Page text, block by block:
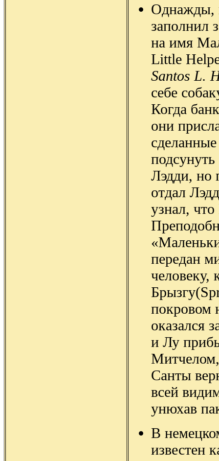
Однажды,
заполнил
на имя
Little
Santos L.
себе
Когда
они
Лэдди, но
отдал
узнал,
передан
человеку,
покровом
оказался
и Лу
Санты
всей
унюхав
В
известен